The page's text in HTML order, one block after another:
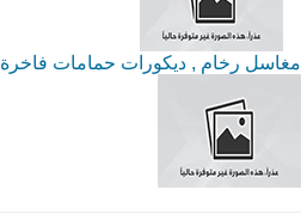
مغاسل رخام , ديكورات حمامات فاخرة